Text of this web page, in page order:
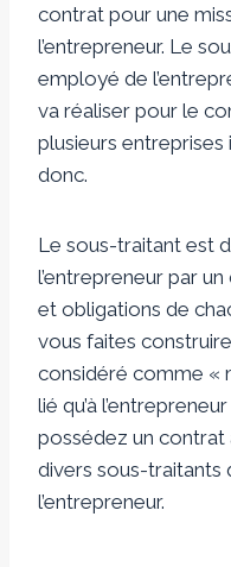
contrat pour une
l’entrepreneur. Le
employé de
va réaliser pour le
plusieurs
donc.
Le sous-traitant est
l’entrepreneur par
et obligations de
vous faites
considéré comme «
lié qu’à
possédez un contrat
divers sous-traitants
l’entrepreneur.